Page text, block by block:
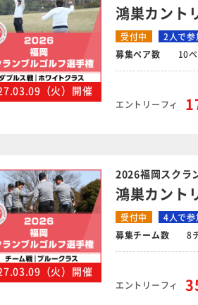
（火）開催
鴻巣カント
受付中 2人で参
募集ペア数 10
エントリーフィ
（火）開催
2026福岡スクラ
鴻巣カント
受付中 4人で参
募集チーム数 8
エントリーフィ